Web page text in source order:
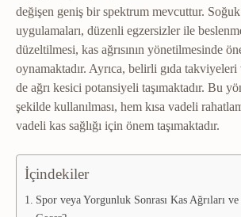
değişen geniş bir spektrum mevcuttur.
uygulamaları, düzenli egzersizler ile
düzeltilmesi, kas ağrısının yönetilmesinde
oynamaktadır. Ayrıca, belirli gıda
de ağrı kesici potansiyeli taşımaktadır. Bu
şekilde kullanılması, hem kısa vadeli
vadeli kas sağlığı için önem taşımaktadır.
İçindekiler
Spor veya Yorgunluk Sonrası Kas Ağrıları